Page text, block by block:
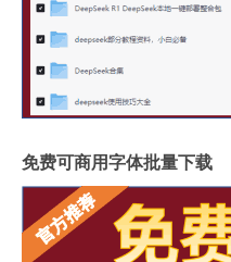
免费可商用字体批量下载